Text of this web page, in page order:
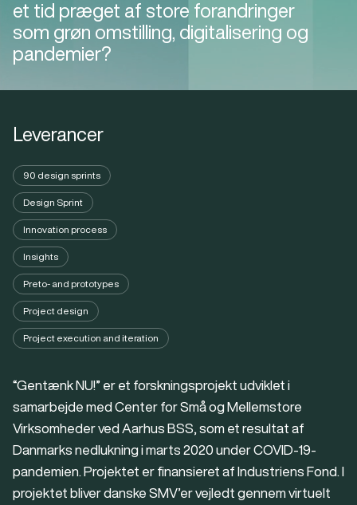
et tid præget af store forandringer
som grøn omstilling, digitalisering og
pandemier?
Leverancer
90 design sprints
Design Sprint
Innovation process
Insights
Preto- and prototypes
Project design
Project execution and iteration
“Gentænk NU!” er et forskningsprojekt udviklet i
samarbejde med Center for Små og Mellemstore
Virksomheder ved Aarhus BSS, som et resultat af
Danmarks nedlukning i marts 2020 under COVID-19-
pandemien. Projektet er finansieret af Industriens Fond. I
projektet bliver danske SMV’er vejledt gennem virtuelt